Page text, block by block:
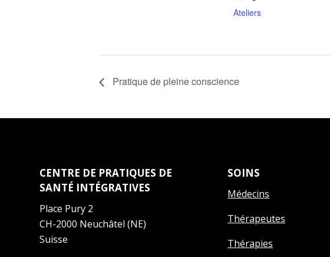
Ateliers
Pratique de pleine conscience
CENTRE DE PRATIQUES DE
SANTÉ INTÉGRATIVES
Place Pury 2
CH-2000 Neuchâtel (NE)
Suisse
SOINS
Médecins
Thérapeutes
Thérapies